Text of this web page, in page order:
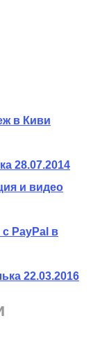
в Киви
28.07.2014
и видео
PayPal в
22.03.2016